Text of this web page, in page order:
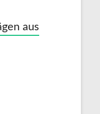
aus